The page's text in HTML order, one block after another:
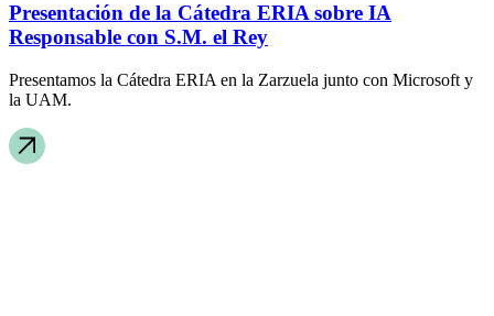
Presentación de la Cátedra ERIA sobre IA
Responsable con S.M. el Rey
Presentamos la Cátedra ERIA en la Zarzuela junto con Microsoft y
la UAM.